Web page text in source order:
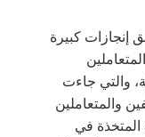
إنجازات كبيرة
والتي جاءت
والمتعاملين
المتخذة في